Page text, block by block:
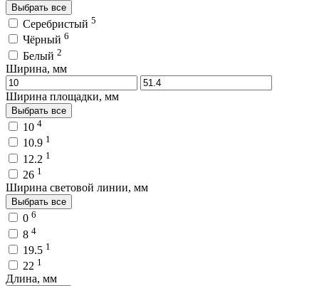
Выбрать все
Серебристый 5
Чёрный 6
Белый 2
Ширина, мм
Ширина площадки, мм
Выбрать все
10 4
10.9 1
12.2 1
26 1
Ширина световой линии, мм
Выбрать все
0 6
8 4
19.5 1
22 1
Длина, мм